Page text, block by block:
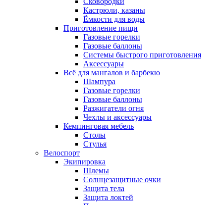
Кастрюли, казаны
Ёмкости для воды
Приготовление пищи
Газовые горелки
Газовые баллоны
Системы быстрого приготовления
Аксессуары
Всё для мангалов и барбекю
Шампура
Газовые горелки
Газовые баллоны
Разжигатели огня
Чехлы и аксессуары
Кемпинговая мебель
Столы
Стулья
Велоспорт
Экипировка
Шлемы
Солнцезащитные очки
Защита тела
Защита локтей